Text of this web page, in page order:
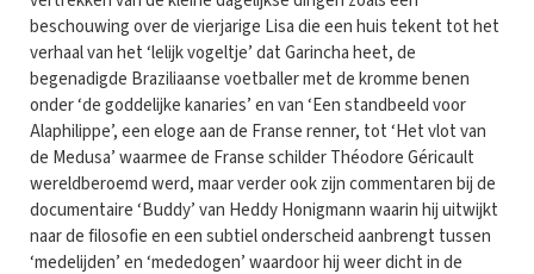
beschouwing over de vierjarige Lisa die een huis tekent tot het
verhaal van het ‘lelijk vogeltje’ dat Garincha heet, de
begenadigde Braziliaanse voetballer met de kromme benen
onder ‘de goddelijke kanaries’ en van ‘Een standbeeld voor
Alaphilippe’, een eloge aan de Franse renner, tot ‘Het vlot van
de Medusa’ waarmee de Franse schilder Théodore Géricault
wereldberoemd werd, maar verder ook zijn commentaren bij de
documentaire ‘Buddy’ van Heddy Honigmann waarin hij uitwijkt
naar de filosofie en een subtiel onderscheid aanbrengt tussen
‘medelijden’ en ‘mededogen’ waardoor hij weer dicht in de